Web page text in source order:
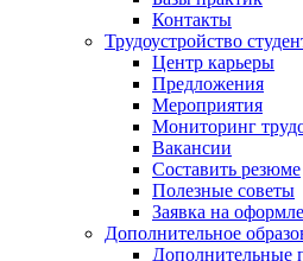
Контакты
Трудоустройство
Центр карьеры
Предложения
Мероприятия
Мониторинг
Вакансии
Составить резюме
Полезные советы
Заявка на
Дополнительное
Дополнительные